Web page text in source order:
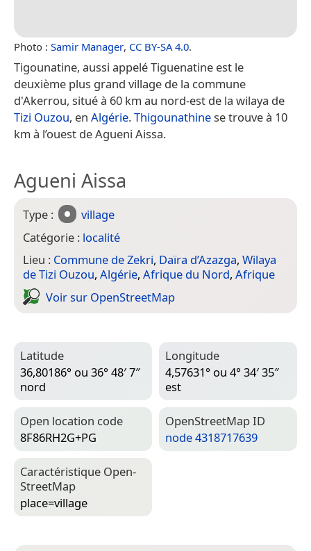
Photo : Samir Manager, CC BY-SA 4.0.
Tigounatine, aussi appelé Tiguenatine est le
deuxième plus grand village de la commune
d'Akerrou, situé à 60 km au nord-est de la wilaya de
Tizi Ouzou, en Algérie.Thigounathinese trouve à 10
km à l’ouest de Agueni Aissa.
Agueni Aissa
Type :
village
Catégorie : localité
Lieu : Commune de Zekri, Daïra d’Azazga, Wilaya
de Tizi Ouzou, Algérie, Afrique du Nord, Afrique
Voir sur Open­Street­Map
Latitude
36,80186° ou 36° 48′ 7″
nord
Longitude
4,57631° ou 4° 34′ 35″
est
Open location code
8F86RH2G+PG
Open­Street­Map ID
node 4318717639
Caractéristique Open­
Street­Map
place=­village